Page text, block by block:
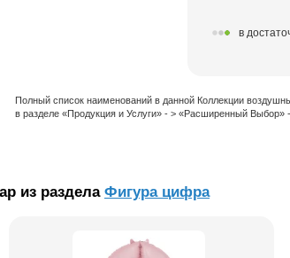
в
Полный список наименований в данной Коллекции
в разделе «Продукция и Услуги» - > «Расширенный Выбор»
из раздела Фигура цифра